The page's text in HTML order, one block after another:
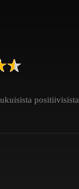
positiivisista